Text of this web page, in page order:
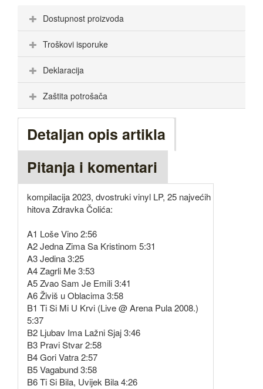
Dostupnost proizvoda
Troškovi isporuke
Deklaracija
Zaštita potrošača
Detaljan opis artikla
Pitanja i komentari
kompilacija 2023, dvostruki vinyl LP, 25 najvećih
hitova Zdravka Čolića:
A1 Loše Vino 2:56
A2 Jedna Zima Sa Kristinom 5:31
A3 Jedina 3:25
A4 Zagrli Me 3:53
A5 Zvao Sam Je Emili 3:41
A6 Živiš u Oblacima 3:58
B1 Ti Si Mi U Krvi (Live @ Arena Pula 2008.)
5:37
B2 Ljubav Ima Lažni Sjaj 3:46
B3 Pravi Stvar 2:58
B4 Gori Vatra 2:57
B5 Vagabund 3:58
B6 Ti Si Bila, Uvijek Bila 4:26